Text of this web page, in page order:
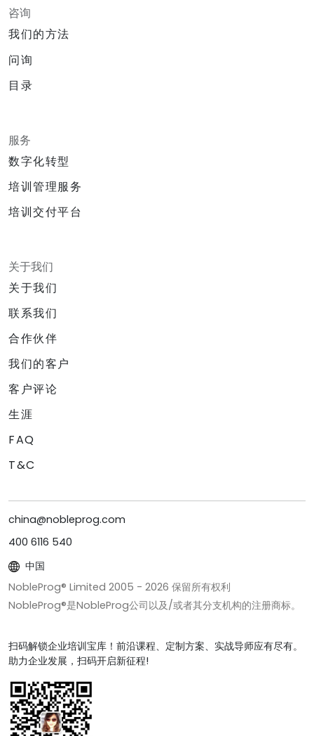
咨询
我们的方法
问询
目录
服务
数字化转型
培训管理服务
培训交付平台
关于我们
关于我们
联系我们
合作伙伴
我们的客户
客户评论
生涯
FAQ
T&C
china@nobleprog.com
400 6116 540
中国
NobleProg® Limited 2005 - 2026 保留所有权利
NobleProg®是NobleProg公司以及/或者其分支机构的注册商标。
扫码解锁企业培训宝库！前沿课程、定制方案、实战导师应有尽有。
助力企业发展，扫码开启新征程!